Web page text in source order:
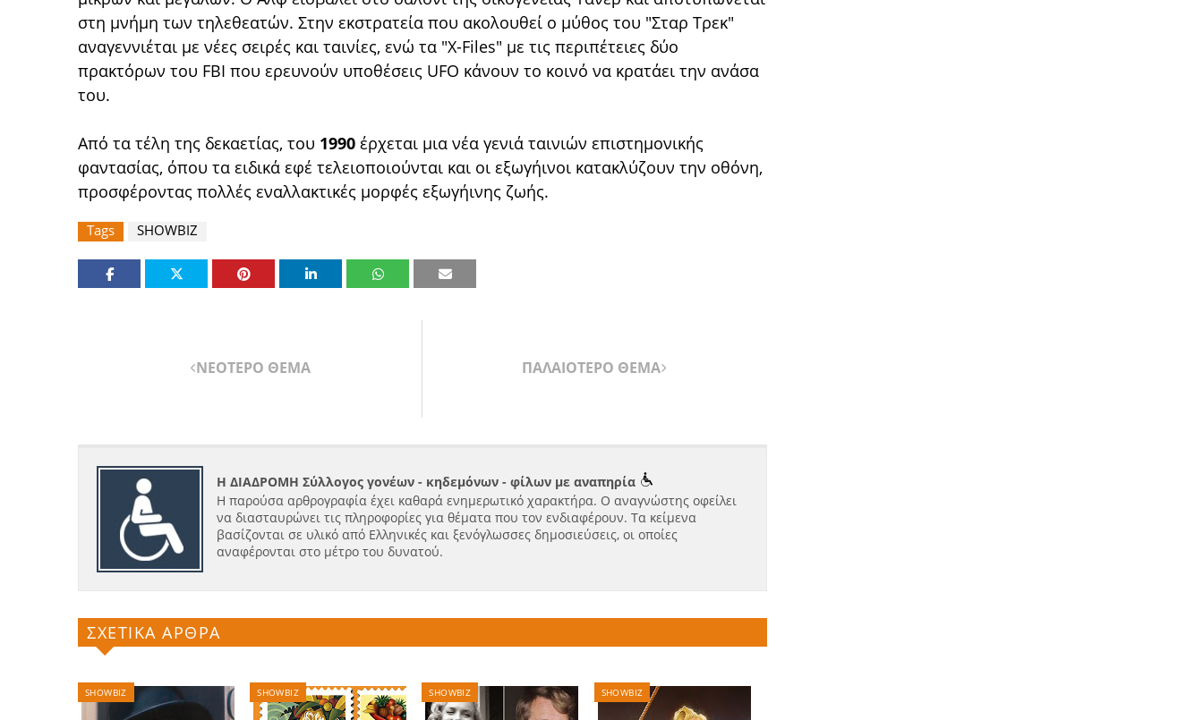
στη μνήμη των τηλεθεατών. Στην εκστρατεία που ακολουθεί ο μύθος του "Σταρ Τρεκ"
αναγεννιέται με νέες σειρές και ταινίες, ενώ τα "Χ-Files" με τις περιπέτειες δύο
πρακτόρων του FBI που ερευνούν υποθέσεις UFO κάνουν το κοινό να κρατάει την ανάσα
του.
Από τα τέλη της δεκαετίας, του 1990 έρχεται μια νέα γενιά ταινιών επιστημονικής
φαντασίας, όπου τα ειδικά εφέ τελειοποιούνται και οι εξωγήινοι κατακλύζουν την οθόνη,
προσφέροντας πολλές εναλλακτικές μορφές εξωγήινης ζωής.
Tags SHOWBIZ
ΝΕΟΤΕΡΟ ΘΕΜΑ ΠΑΛΑΙΟΤΕΡΟ ΘΕΜΑ
Η ΔΙΑΔΡΟΜΗ Σύλλογος γονέων - κηδεμόνων - φίλων με αναπηρία
Η παρούσα αρθρογραφία έχει καθαρά ενημερωτικό χαρακτήρα. Ο αναγνώστης οφείλει
να διασταυρώνει τις πληροφορίες για θέματα που τον ενδιαφέρουν. Τα κείμενα
βασίζονται σε υλικό από Ελληνικές και ξενόγλωσσες δημοσιεύσεις, οι οποίες
αναφέρονται στο μέτρο του δυνατού.
ΣΧΕΤΙΚΑ ΑΡΘΡΑ
SHOWBIZ SHOWBIZ SHOWBIZ SHOWBIZ